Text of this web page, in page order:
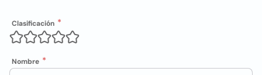
Clasificación
Nombre